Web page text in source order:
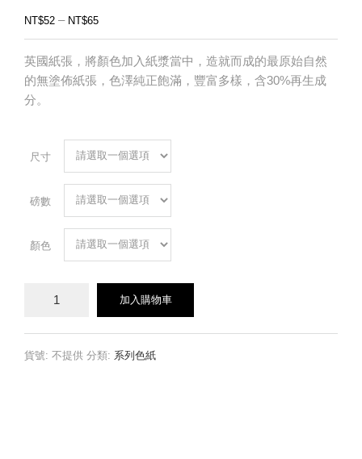
NT$52 – NT$65
英國紙張，將顏色加入紙漿當中，造就而成的最原始自然
的無塗佈紙張，色澤純正飽滿，豐富多樣，含30%再生成
分。
尺寸
磅數
顏色
紙
量
加入購物車
貨號: 不提供 分類: 系列色紙